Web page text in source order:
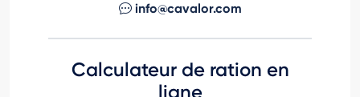
info@cavalor.com
Calculateur de ration en
ligne